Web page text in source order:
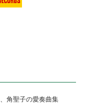
角聖子の愛奏曲集